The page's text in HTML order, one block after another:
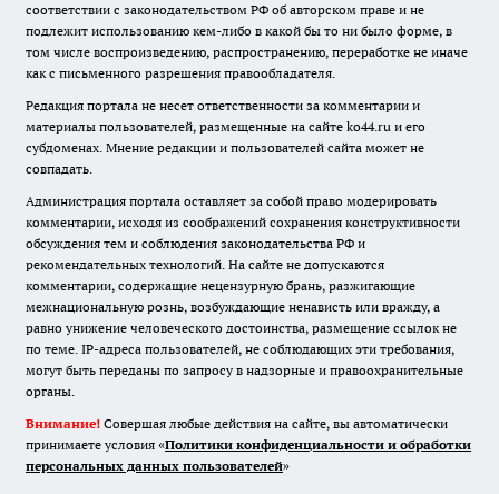
соответствии с законодательством РФ об авторском праве и не
подлежит использованию кем-либо в какой бы то ни было форме, в
том числе воспроизведению, распространению, переработке не иначе
как с письменного разрешения правообладателя.
Редакция портала не несет ответственности за комментарии и
материалы пользователей, размещенные на сайте ko44.ru и его
субдоменах. Мнение редакции и пользователей сайта может не
совпадать.
Администрация портала оставляет за собой право модерировать
комментарии, исходя из соображений сохранения конструктивности
обсуждения тем и соблюдения законодательства РФ и
рекомендательных технологий. На сайте не допускаются
комментарии, содержащие нецензурную брань, разжигающие
межнациональную рознь, возбуждающие ненависть или вражду, а
равно унижение человеческого достоинства, размещение ссылок не
по теме. IP-адреса пользователей, не соблюдающих эти требования,
могут быть переданы по запросу в надзорные и правоохранительные
органы.
Внимание! Совершая любые действия на сайте, вы автоматически
принимаете условия «Политики конфиденциальности и обработки
персональных данных пользователей»